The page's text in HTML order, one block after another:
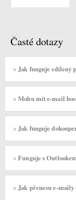
Časté dotazy
>Jak funguje sdílený
>Mohu mít e-mail
>Jak funguje
>Funguje s
>Jak přenesu e-maily